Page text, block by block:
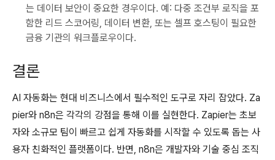
는 데이터 보안이 중요한 경우이다. 예: 다중 조건부 로직을 포
함한 리드 스코어링, 데이터 변환, 또는 셀프 호스팅이 필요한
금융 기관의 워크플로우이다.
결론
AI 자동화는 현대 비즈니스에서 필수적인 도구로 자리 잡았다. Za
pier와 n8n은 각각의 강점을 통해 이를 실현한다. Zapier는 초보
자와 소규모 팀이 빠르고 쉽게 자동화를 시작할 수 있도록 돕는 사
용자 친화적인 플랫폼이다. 반면, n8n은 개발자와 기술 중심 조직